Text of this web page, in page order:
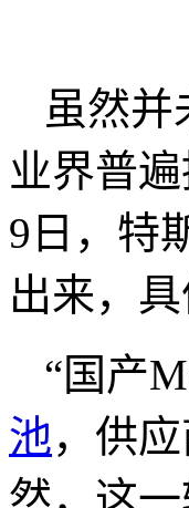
虽然
业界普
9日，特
出来，
“国产
池，供
然，这